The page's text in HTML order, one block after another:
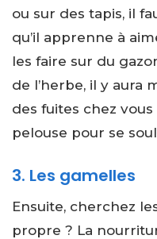
ou sur des tapis, il
qu’il apprenne à
les faire sur du
de l’herbe, il y aura
des fuites chez
pelouse pour se
3. Les gamelles
Ensuite, cherchez
propre ? La